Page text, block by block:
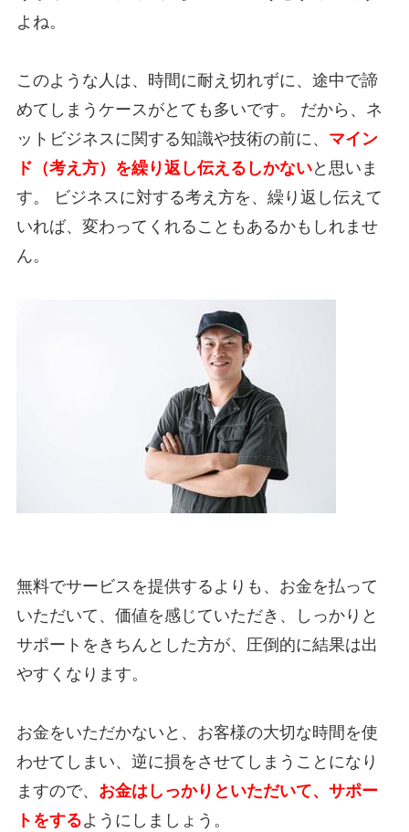
よね。
このような人は、時間に耐え切れずに、途中で諦
めてしまうケースがとても多いです。 だから、ネ
ットビジネスに関する知識や技術の前に、 マイン
ド（考え方）を繰り返し伝えるしかないと思いま
す。 ビジネスに対する考え方を、繰り返し伝えて
いれば、変わってくれることもあるかもしれませ
ん。
無料でサービスを提供するよりも、お金を払って
いただいて、価値を感じていただき、しっかりと
サポートをきちんとした方が、圧倒的に結果は出
やすくなります。
お金をいただかないと、お客様の大切な時間を使
わせてしまい、逆に損をさせてしまうことになり
ますので、 お金はしっかりといただいて、サポー
トをするようにしましょう。